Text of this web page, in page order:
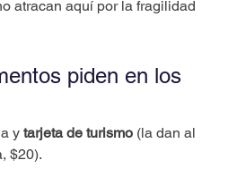
atracan aquí por la fragilidad
piden en los
y tarjeta de turismo (la dan al
$20).